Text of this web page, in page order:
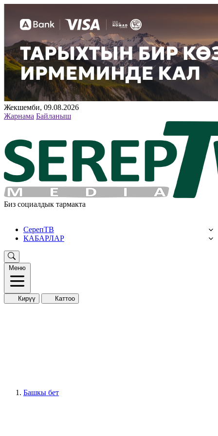
Жекшемби, 09.08.2026
Жарнама Байланыш
Биз социалдык тармакта
СерепТВ
КАБАРЛАР
Меню
Кирүү Каттоо
Башкы бет